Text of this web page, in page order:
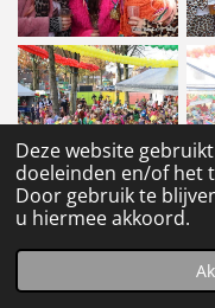
Deze website
doeleinden en/of het
Door gebruik te
u hiermee akkoord.